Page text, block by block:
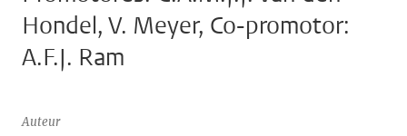
Hondel, V. Meyer, Co-promotor:
A.F.J. Ram
Auteur